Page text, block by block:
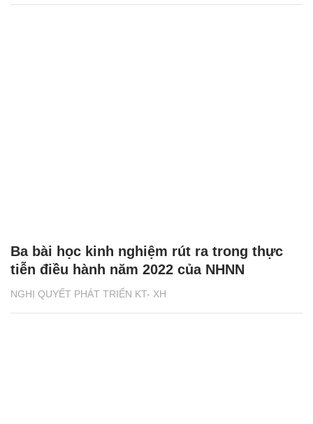
NGHỊ QUYẾT PHÁT TRIỂN KT- XH
Ba bài học kinh nghiệm rút ra trong thực
tiễn điều hành năm 2022 của NHNN